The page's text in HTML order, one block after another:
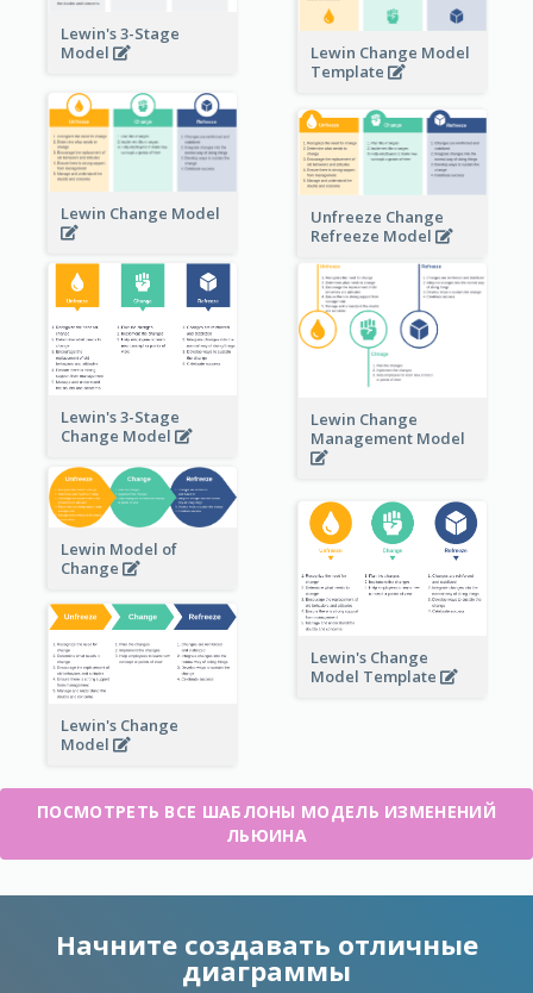
Lewin's 3-Stage
Model
Lewin Change Model
Template
Lewin Change Model
Unfreeze Change
Refreeze Model
Lewin's 3-Stage
Change Model
Lewin Change
Management Model
Lewin Model of
Change
Lewin's Change
Model Template
Lewin's Change
Model
ПОСМОТРЕТЬ ВСЕ ШАБЛОНЫ МОДЕЛЬ ИЗМЕНЕНИЙ
ЛЬЮИНА
Начните создавать отличные
диаграммы